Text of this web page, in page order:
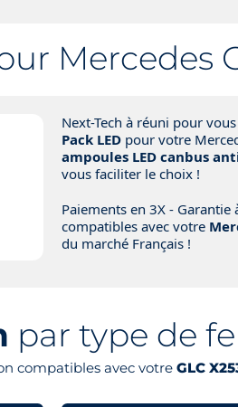
Mercedes
Next-Tech à réuni pour
Pack LED pour votre
ampoules LED canbus
vous faciliter le choix !
Paiements en 3X -
compatibles avec votre
du marché Français !
par type de
compatibles avec votre GLC